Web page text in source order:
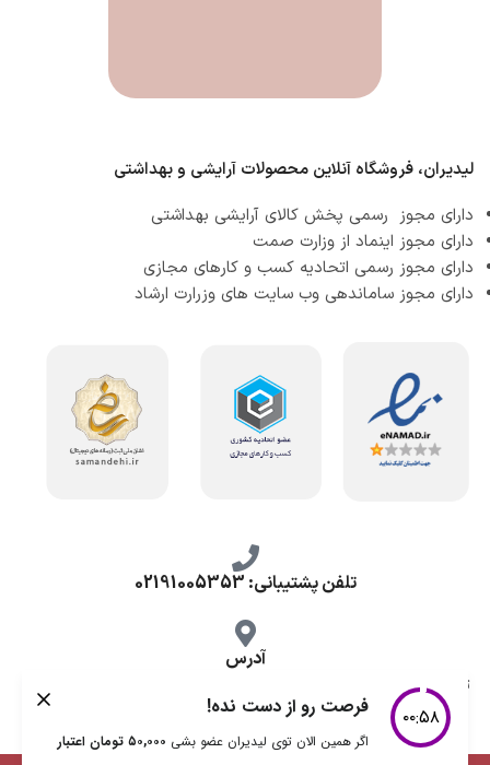
لیدیران، فروشگاه آنلاین محصولات آرایشی و بهداشتی
دارای مجوز رسمی پخش کالای آرایشی بهداشتی
دارای مجوز اینماد از وزارت صمت
دارای مجوز رسمی اتحادیه کسب و کارهای مجازی
دارای مجوز ساماندهی وب سایت های وزرارت ارشاد
تلفن پشتیبانی: 02191005353
آدرس
تهران، طرشت شمالی، خ محمد حسینی، کوچه گلناز شرقی، پلاک 10.